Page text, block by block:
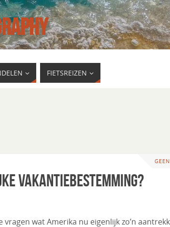
FIETSREIZEN
vakantiebestemming?
vragen wat Amerika nu eigenlijk zo’n